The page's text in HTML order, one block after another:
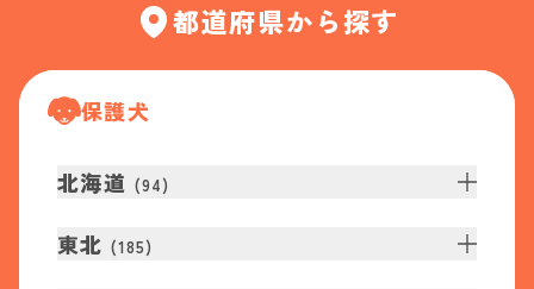
都道府県から探す
保護犬
北海道 (94)
東北 (185)